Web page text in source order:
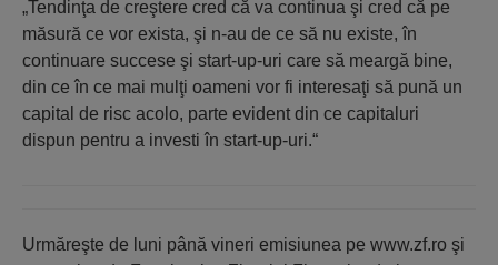
„Tendinţa de creştere cred că va continua şi cred că pe
măsură ce vor exista, şi n-au de ce să nu existe, în
continuare succese şi start-up-uri care să meargă bine,
din ce în ce mai mulţi oameni vor fi inte­resaţi să pună un
capital de risc acolo, parte evident din ce capitaluri
dispun pentru a in­vesti în start-up-uri.“
Urmăreşte de luni până vineri emisiunea pe www.zf.ro şi